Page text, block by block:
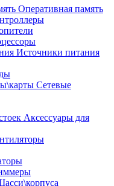
Оперативная память
Источники питания
Сетевые
Аксессуары для